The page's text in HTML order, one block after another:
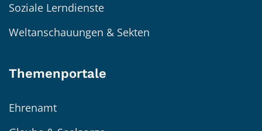
Soziale Lerndienste
Weltanschauungen & Sekten
Themenportale
Ehrenamt